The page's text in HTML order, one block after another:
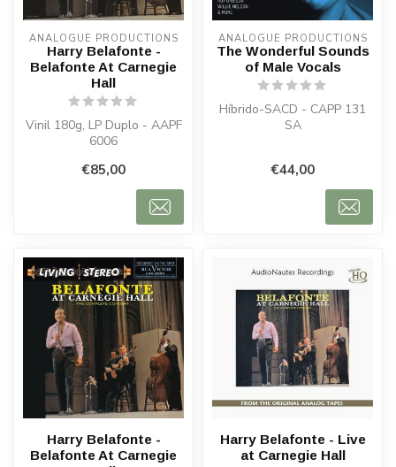
ANALOGUE PRODUCTIONS
Harry Belafonte -
Belafonte At Carnegie
Hall
Vinil 180g, LP Duplo - AAPF
6006
€85,00
ANALOGUE PRODUCTIONS
The Wonderful Sounds
of Male Vocals
Híbrido-SACD - CAPP 131
SA
€44,00
Harry Belafonte -
Belafonte At Carnegie
Harry Belafonte - Live
at Carnegie Hall